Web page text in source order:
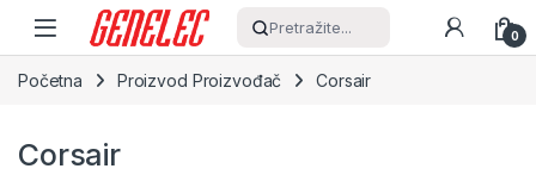
Skip to navigation
Skip to content
Pretražite... 0
Početna Proizvod Proizvođač Corsair
Corsair